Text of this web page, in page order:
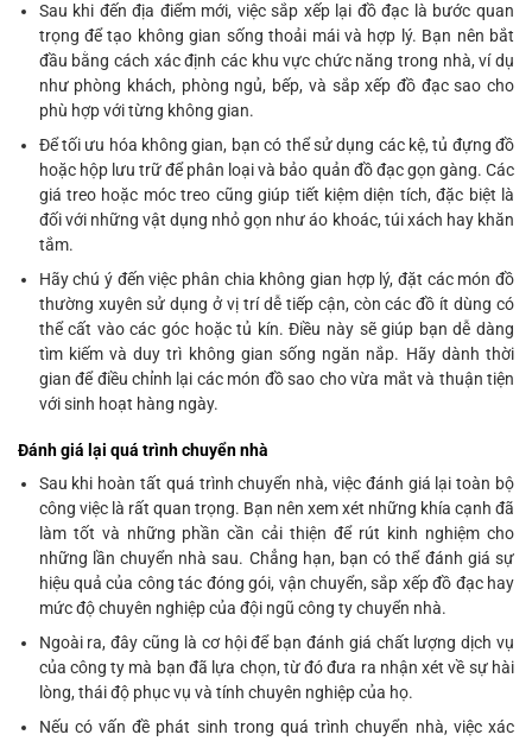
Sau khi đến địa điểm mới, việc sắp xếp lại đồ đạc là bước quan
trọng để tạo không gian sống thoải mái và hợp lý. Bạn nên bắt
đầu bằng cách xác định các khu vực chức năng trong nhà, ví dụ
như phòng khách, phòng ngủ, bếp, và sắp xếp đồ đạc sao cho
phù hợp với từng không gian.
Để tối ưu hóa không gian, bạn có thể sử dụng các kệ, tủ đựng đồ
hoặc hộp lưu trữ để phân loại và bảo quản đồ đạc gọn gàng. Các
giá treo hoặc móc treo cũng giúp tiết kiệm diện tích, đặc biệt là
đối với những vật dụng nhỏ gọn như áo khoác, túi xách hay khăn
tắm.
Hãy chú ý đến việc phân chia không gian hợp lý, đặt các món đồ
thường xuyên sử dụng ở vị trí dễ tiếp cận, còn các đồ ít dùng có
thể cất vào các góc hoặc tủ kín. Điều này sẽ giúp bạn dễ dàng
tìm kiếm và duy trì không gian sống ngăn nắp. Hãy dành thời
gian để điều chỉnh lại các món đồ sao cho vừa mắt và thuận tiện
với sinh hoạt hàng ngày.
Đánh giá lại quá trình chuyển nhà
Sau khi hoàn tất quá trình chuyển nhà, việc đánh giá lại toàn bộ
công việc là rất quan trọng. Bạn nên xem xét những khía cạnh đã
làm tốt và những phần cần cải thiện để rút kinh nghiệm cho
những lần chuyển nhà sau. Chẳng hạn, bạn có thể đánh giá sự
hiệu quả của công tác đóng gói, vận chuyển, sắp xếp đồ đạc hay
mức độ chuyên nghiệp của đội ngũ công ty chuyển nhà.
Ngoài ra, đây cũng là cơ hội để bạn đánh giá chất lượng dịch vụ
của công ty mà bạn đã lựa chọn, từ đó đưa ra nhận xét về sự hài
lòng, thái độ phục vụ và tính chuyên nghiệp của họ.
Nếu có vấn đề phát sinh trong quá trình chuyển nhà, việc xác